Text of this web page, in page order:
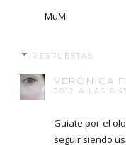
MuMi
RESPUESTAS
VERÓNICA
2012 A LAS
Guiate por el
seguir siendo